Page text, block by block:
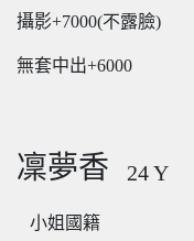
攝影+7000(不露臉)
無套中出+6000
凜夢香 24Y
小姐國籍